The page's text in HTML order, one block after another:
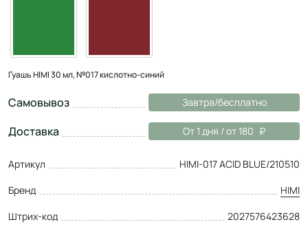
Гуашь HIMI 30 мл, №017 кислотно-синий
Самовывоз Завтра/бесплатно
Доставка От 1 дня / от 180
Артикул
HIMI-017 ACID BLUE/210510
Бренд
HIMI
Штрих-код
2027576423628